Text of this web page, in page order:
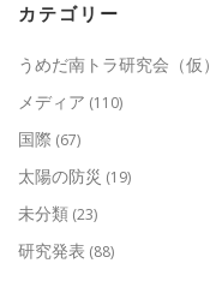
カテゴリー
うめだ南トラ研究会（仮）
メディア (110)
国際 (67)
太陽の防災 (19)
未分類 (23)
研究発表 (88)